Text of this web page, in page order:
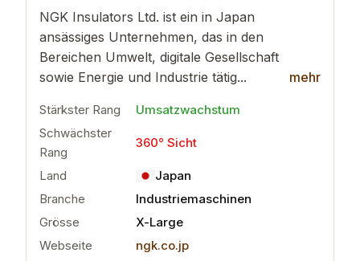
NGK Insulators Ltd. ist ein in Japan
ansässiges Unternehmen, das in den
Bereichen Umwelt, digitale Gesellschaft
sowie Energie und Industrie tätig...
mehr
Stärkster Rang
Umsatzwachstum
Schwächster
Rang
360° Sicht
Land
Japan
Branche
Industriemaschinen
Grösse
X-Large
Webseite
ngk.co.jp